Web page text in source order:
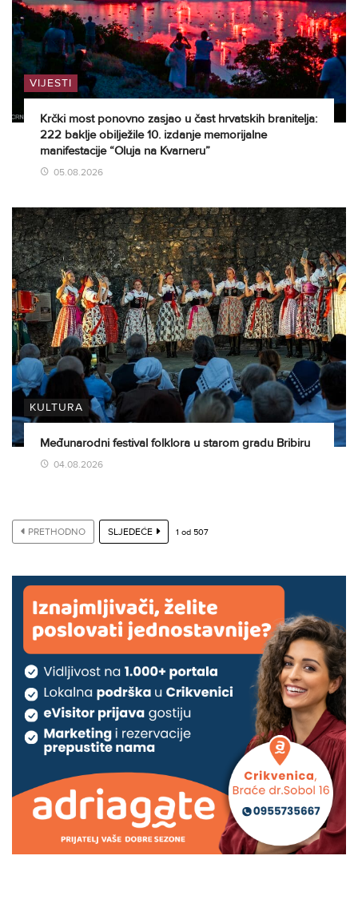
VIJESTI
Krčki most ponovno zasjao u čast hrvatskih branitelja:
222 baklje obilježile 10. izdanje memorijalne
manifestacije “Oluja na Kvarneru”
05.08.2026
KULTURA
Međunarodni festival folklora u starom gradu Bribiru
04.08.2026
PRETHODNO SLJEDEĆE 1 od 507